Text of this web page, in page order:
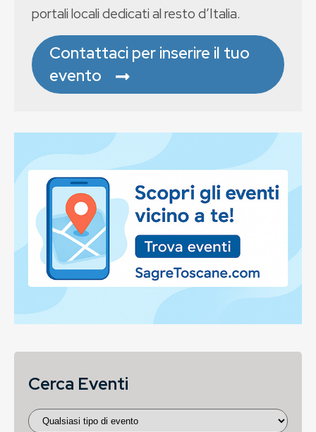
portali locali dedicati al resto d’Italia.
Contattaci per inserire il tuo
evento
Cerca Eventi